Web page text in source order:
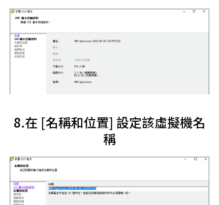
8.在 [名稱和位置] 設定該虛擬機名
稱